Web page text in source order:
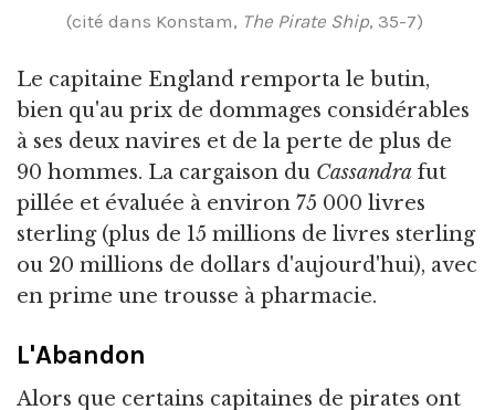
(cité dans Konstam, The Pirate Ship, 35-7)
Le capitaine England remporta le butin,
bien qu'au prix de dommages considérables
à ses deux navires et de la perte de plus de
90 hommes. La cargaison du Cassandra fut
pillée et évaluée à environ 75 000 livres
sterling (plus de 15 millions de livres sterling
ou 20 millions de dollars d'aujourd'hui), avec
en prime une trousse à pharmacie.
L'Abandon
Alors que certains capitaines de pirates ont